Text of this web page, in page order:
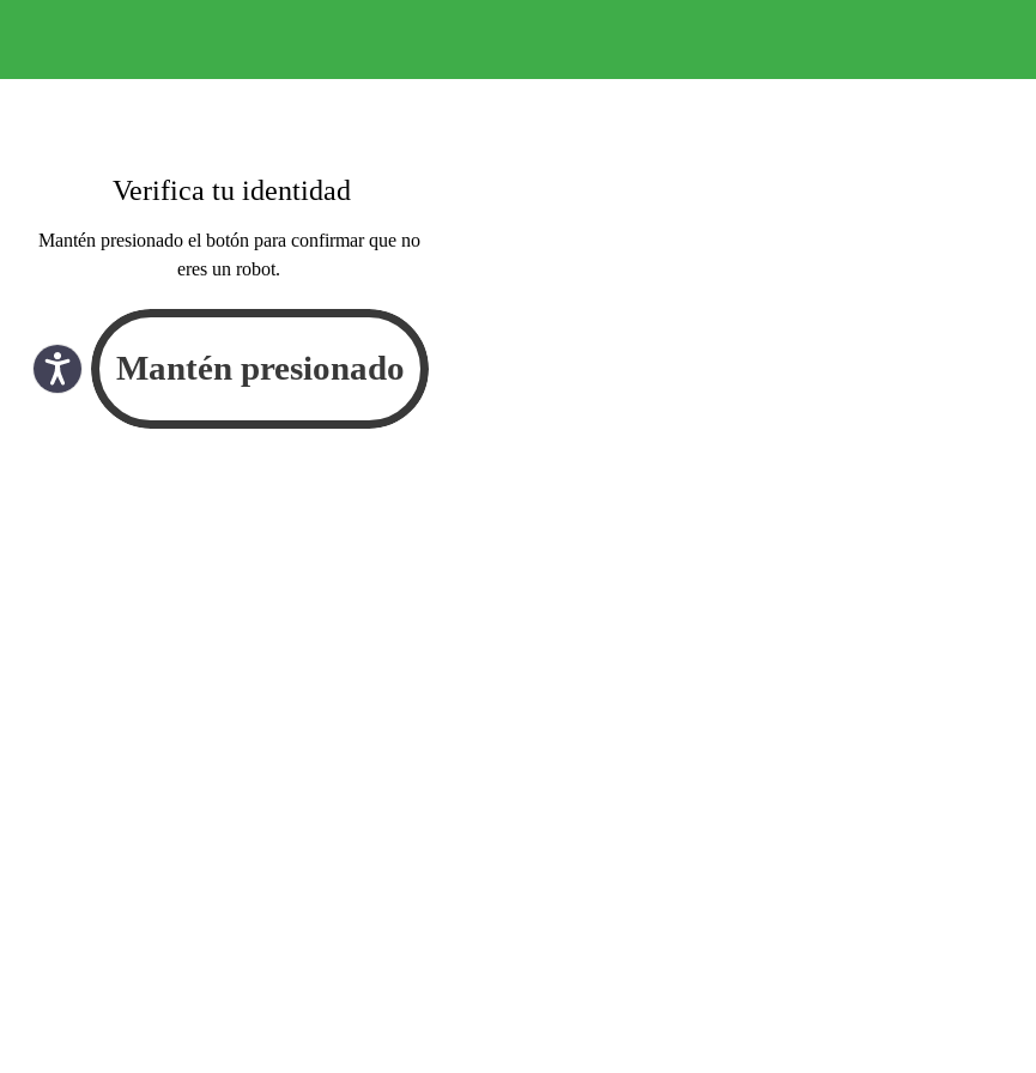
Verifica tu identidad
Mantén presionado el botón para confirmar que no
eres un robot.